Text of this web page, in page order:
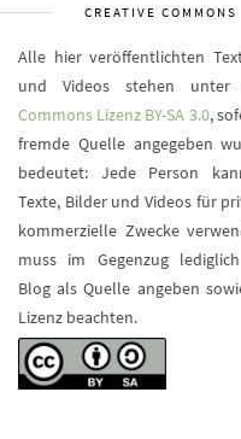
CREATIVE COMMONS
Alle hier veröffentlichten
und Videos stehen unter
Commons Lizenz BY-SA 3.0,
fremde Quelle angegeben
bedeutet: Jede Person
Texte, Bilder und Videos für
kommerzielle Zwecke
muss im Gegenzug
Blog als Quelle angeben
Lizenz beachten.